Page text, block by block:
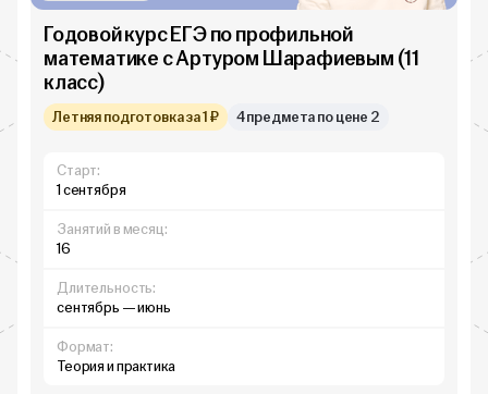
Годовой курс ЕГЭ по профильной
математике с Артуром Шарафиевым (11
класс)
Летняя подготовка за 1 ₽ 4 предмета по цене 2
Старт:
1 сентября
Занятий в месяц:
16
Длительность:
сентябрь — июнь
Формат:
Теория и практика